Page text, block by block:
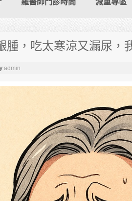
羅醫師門診時間 減重專區
腫，吃太寒涼又漏尿，
admin